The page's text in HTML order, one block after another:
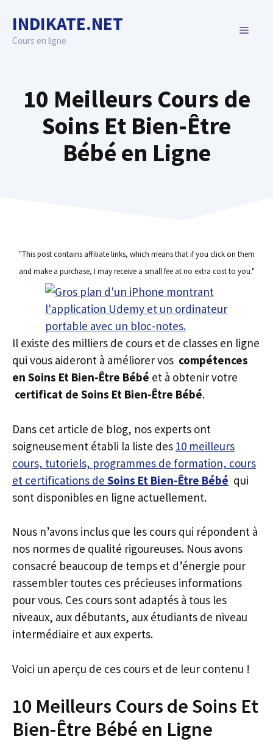
content
INDIKATE.NET
Cours en ligne
MENU
10 Meilleurs Cours de
Soins Et Bien-Être
Bébé en Ligne
"This post contains affiliate links, which means that if you click on them
and make a purchase, I may receive a small fee at no extra cost to you."
Il existe des milliers de cours et de classes en ligne
qui vous aideront à améliorer vos compétences
en Soins Et Bien-Être Bébé et à obtenir votre
certificat de Soins Et Bien-Être Bébé.
Dans cet article de blog, nos experts ont
soigneusement établi la liste des 10 meilleurs
cours, tutoriels, programmes de formation, cours
et certifications de Soins Et Bien-Être Bébé qui
sont disponibles en ligne actuellement.
Nous n’avons inclus que les cours qui répondent à
nos normes de qualité rigoureuses. Nous avons
consacré beaucoup de temps et d’énergie pour
rassembler toutes ces précieuses informations
pour vous. Ces cours sont adaptés à tous les
niveaux, aux débutants, aux étudiants de niveau
intermédiaire et aux experts.
Voici un aperçu de ces cours et de leur contenu !
10 Meilleurs Cours de Soins Et
Bien-Être Bébé en Ligne